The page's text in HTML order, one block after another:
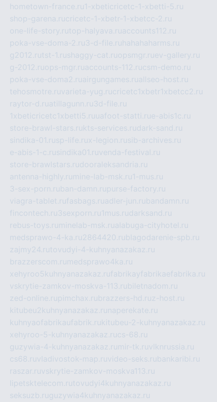
hometown-france.ru1-xbeticricetc-1-xbetti-5.ru
shop-garena.rucricetc-1-xbetr-1-xbetcc-2.ru
one-life-story.rutop-halyava.ruaccounts112.ru
poka-vse-doma-2.ru3-d-file.ru hahahaharms.ru
g2012.rutst-1.rushaggy-cat.ruopsmgr.ruev-gallery.ru
g-2012.ruops-mgr.ruaccounts-112.rucsm-demo.ru
poka-vse-doma2.ruairgungames.ruallseo-host.ru
tehosmotre.ruvarieta-yug.rucricetc1xbetr1xbetcc2.ru
raytor-d.ruatillagunn.ru3d-file.ru
1xbeticricetc1xbetti5.ruuafoot-statti.rue-abis1c.ru
store-brawl-stars.rukts-services.rudark-sand.ru
sindika-01.rusp-life.rux-legion.rusib-archives.ru
e-abis-1-c.rusindika01.ruvenda-festival.ru
store-brawlstars.rudooraleksandria.ru
antenna-highly.ru mine-lab-msk.ru1-mus.ru
3-sex-porn.ruban-damn.rupurse-factory.ru
viagra-tablet.rufasbags.ruadler-jun.rubandamn.ru
fincontech.ru3sexporn.ru1mus.rudarksand.ru
rebus-toys.ru minelab-msk.rualabuga-cityhotel.ru
medsprawo-4-ka.ru2864420.rublagodarenie-spb.ru
zajmy24.rutovudyi-4-kuhnyanazakaz.ru
brazzerscom.ru medsprawo4ka.ru
xehyroo5kuhnyanazakaz.rufabrikayfabrikaefabrika.ru
vskrytie-zamkov-moskva-113.rubiletnadom.ru
zed-online.rupimchax.rubrazzers-hd.ruz-host.ru
kitubeu2kuhnyanazakaz.ru naperekate.ru
kuhnyaofabrikaufabrik.rukitubeu-2-kuhnyanazakaz.ru
xehyroo-5-kuhnyanazakaz.rucs-68.ru
guzywia-4-kuhnyanazakaz.ru mir-tk.ruvlknrussia.ru
cs68.ruvladivostok-map.ruvideo-seks.rubankaribi.ru
raszar.ruvskrytie-zamkov-moskva113.ru
lipetsktelecom.rutovudyi4kuhnyanazakaz.ru
seksuzb.ruguzywia4kuhnyanazakaz.ru